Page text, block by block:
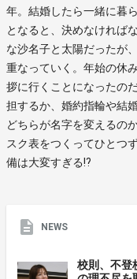
年。結婚したら一緒に暮
となると、決めなければ
な沙名子と太陽だったが
重なっていく。年始の休
拶に行くことになったの
担するか、婚約指輪や結
どちらが名字を変えるの
スク表をつくってひとつ
備は大変すぎる⁉
NEWS
校則、不登